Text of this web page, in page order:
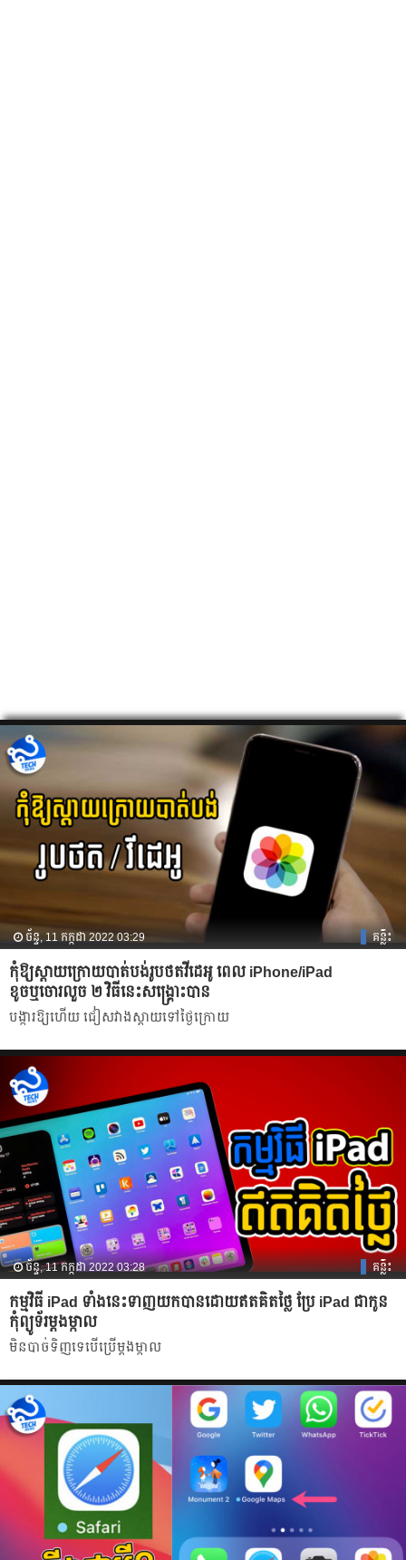
ច័ន្ទ, 11 កក្កដា 2022 03:29 គន្លឹះ
កុំឱ្យស្ដាយក្រោយបាត់បង់រូបថតវីដេអូ ពេល iPhone/iPad
ខូចឬចោរលួច ២ វិធីនេះសង្គ្រោះបាន
បង្ការឱ្យហើយ ជៀសវាងស្ដាយទៅថ្ងៃក្រោយ
ច័ន្ទ, 11 កក្កដា 2022 03:28 គន្លឹះ
កម្មវិធី iPad ទាំងនេះទាញយកបានដោយឥតគិតថ្លៃ ប្រែ iPad ជាកូន
កុំព្យូទ័រម្តងម្កាល
មិនបាច់ទិញទេបើប្រើម្តងម្កាល